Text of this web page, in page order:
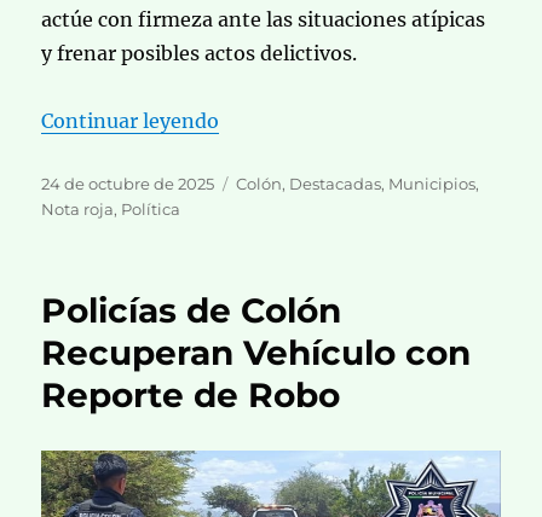
actúe con firmeza ante las situaciones atípicas
y frenar posibles actos delictivos.
Continuar leyendo
Publicado
el
24 de octubre de 2025 Categorías
Colón, Destacadas, Municipios,
Nota roja, Política
Policías de Colón
Recuperan Vehículo con
Reporte de Robo